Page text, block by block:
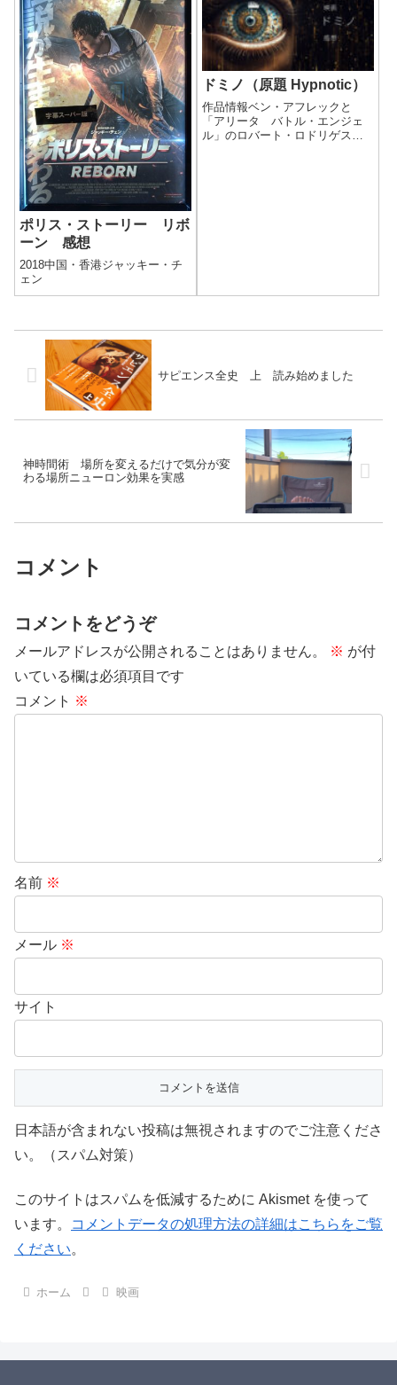
ポリス・ストーリー リボ
ーン 感想
2018中国・香港ジャッキー・チ
ェン
ドミノ（原題 Hypnotic）
作品情報ベン・アフレックと
「アリータ バトル・エンジェ
ル」のロバート・ロドリゲス監
サピエンス全史 上 読み始めました
神時間術 場所を変えるだけで気分が変
わる場所ニューロン効果を実感
コメント
コメントをどうぞ
メールアドレスが公開されることはありません。 ※ が付
いている欄は必須項目です
コメント ※
名前 ※
メール ※
サイト
日本語が含まれない投稿は無視されますのでご注意くださ
い。（スパム対策）
このサイトはスパムを低減するために Akismet を使って
います。
コメントデータの処理方法の詳細はこちらをご覧
ください。
ホーム 映画